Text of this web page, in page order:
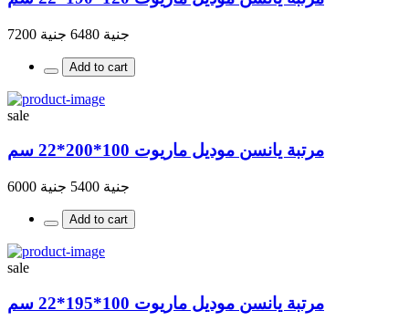
جنية 6480 جنية 7200
Add to cart
sale
مرتبة يانسن موديل ماريوت 100*200*22 سم
جنية 5400 جنية 6000
Add to cart
sale
مرتبة يانسن موديل ماريوت 100*195*22 سم